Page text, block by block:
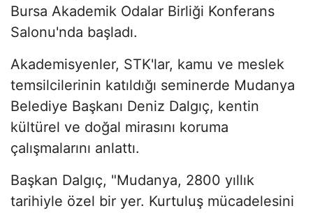
Bursa Akademik Odalar Birliği Konferans
Salonu'nda başladı.
Akademisyenler, STK'lar, kamu ve meslek
temsilcilerinin katıldığı seminerde Mudanya
Belediye Başkanı Deniz Dalgıç, kentin
kültürel ve doğal mirasını koruma
çalışmalarını anlattı.
Başkan Dalgıç, "Mudanya, 2800 yıllık
tarihiyle özel bir yer. Kurtuluş mücadelesini